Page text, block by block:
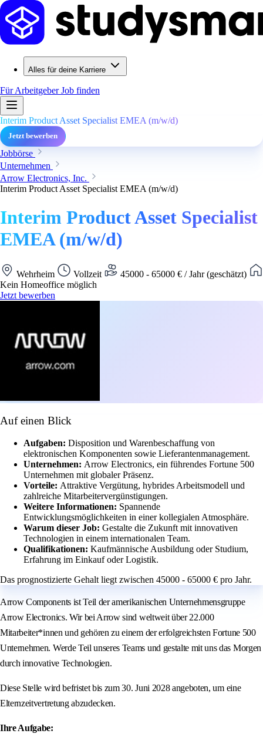
Alles für deine Karriere
Für ArbeitgeberJob finden
Interim Product Asset Specialist EMEA (m/w/d)
Jetzt bewerben
Jobbörse
Unternehmen
Arrow Electronics, Inc.
Interim Product Asset Specialist EMEA (m/w/d)
Interim Product Asset Specialist
EMEA (m/w/d)
Wehrheim Vollzeit
45000 - 65000 € / Jahr (geschätzt)
Kein Homeoffice möglich
Jetzt bewerben
Auf einen Blick
Aufgaben: Disposition und Warenbeschaffung von
elektronischen Komponenten sowie Lieferantenmanagement.
Unternehmen: Arrow Electronics, ein führendes Fortune 500
Unternehmen mit globaler Präsenz.
Vorteile: Attraktive Vergütung, hybrides Arbeitsmodell und
zahlreiche Mitarbeitervergünstigungen.
Weitere Informationen: Spannende
Entwicklungsmöglichkeiten in einer kollegialen Atmosphäre.
Warum dieser Job: Gestalte die Zukunft mit innovativen
Technologien in einem internationalen Team.
Qualifikationen: Kaufmännische Ausbildung oder Studium,
Erfahrung im Einkauf oder Logistik.
Das prognostizierte Gehalt liegt zwischen 45000 - 65000 € pro Jahr.
Arrow Components ist Teil der amerikanischen Unternehmensgruppe
Arrow Electronics. Wir bei Arrow sind weltweit über 22.000
Mitarbeiter*innen und gehören zu einem der erfolgreichsten Fortune 500
Unternehmen. Werde Teil unseres Teams und gestalte mit uns das Morgen
durch innovative Technologien.
Diese Stelle wird befristet bis zum 30. Juni 2028 angeboten, um eine
Elternzeitvertretung abzudecken.
Ihre Aufgabe: